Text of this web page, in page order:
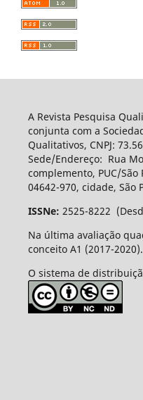
A Revista Pesquisa
conjunta com a
Qualitativos, CNPJ:
Sede/Endereço: Rua
complemento, PUC/
04642-970, cidade, São
ISSNe: 2525-8222
Na última avaliação
conceito A1 (2017-2020).
O sistema de